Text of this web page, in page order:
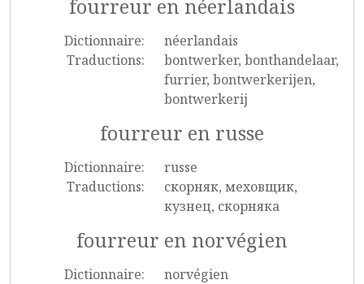
fourreur en néerlandais
Dictionnaire:
néerlandais
Traductions:
bontwerker, bonthandelaar,
furrier, bontwerkerijen,
bontwerkerij
fourreur en russe
Dictionnaire:
russe
Traductions:
скорняк, меховщик,
кузнец, скорняка
fourreur en norvégien
Dictionnaire:
norvégien